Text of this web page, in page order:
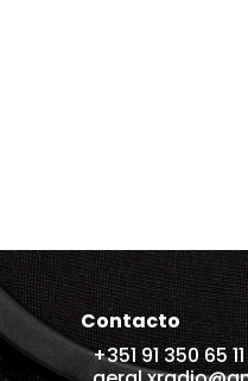
Contacto
+351 91 350 65 11